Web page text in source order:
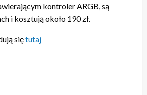
kontroler ARGB, są
i kosztują około 190 zł.
siętutaj